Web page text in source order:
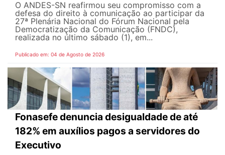
O ANDES-SN reafirmou seu compromisso com a
defesa do direito à comunicação ao participar da
27ª Plenária Nacional do Fórum Nacional pela
Democratização da Comunicação (FNDC),
realizada no último sábado (1), em...
Publicado em: 04 de Agosto de 2026
Fonasefe denuncia desigualdade de até
182% em auxílios pagos a servidores do
Executivo